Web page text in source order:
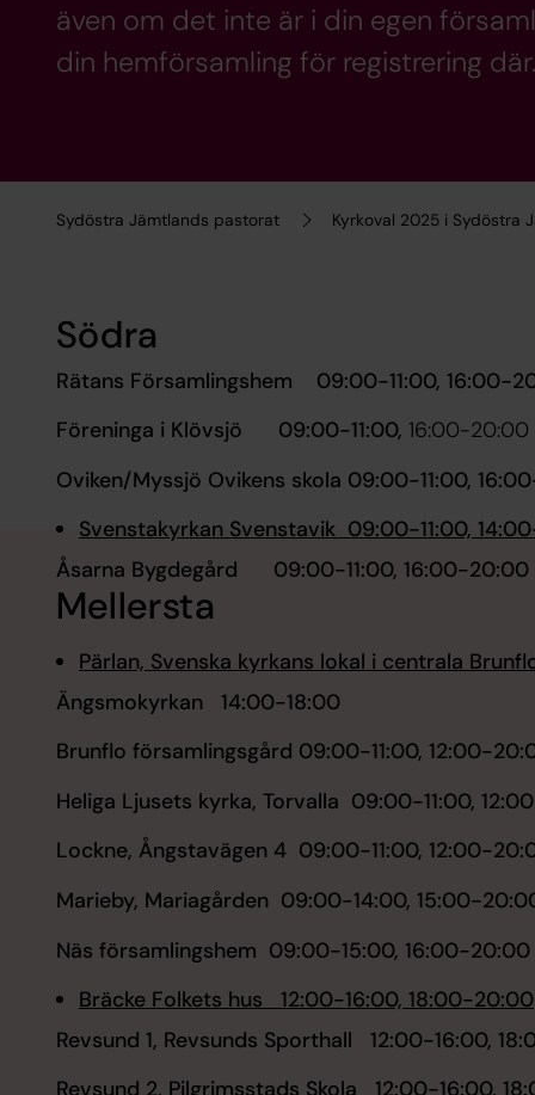
Sydöstra Jämtlands pastorat Kyrkoval 2025 i Sydöstra
även om det inte är i din egen
din hemförsamling för registrering där.
Södra
Rätans Församlingshem 09:00-11:00, 16:00-
Föreninga i Klövsjö 09:00-11:00, 16:00-20:00
Oviken/Myssjö Ovikens skola 09:00-11:00,
Svenstakyrkan Svenstavik 09:00-11:00,
Åsarna Bygdegård 09:00-11:00, 16:00-20:00
Mellersta
Pärlan, Svenska kyrkans lokal i centrala
Ängsmokyrkan 14:00-18:00
Brunflo församlingsgård 09:00-11:00, 12:00-
Heliga Ljusets kyrka, Torvalla 09:00-11:00,
Lockne, Ångstavägen 4 09:00-11:00, 12:00-
Marieby, Mariagården 09:00-14:00, 15:00-
Näs församlingshem 09:00-15:00, 16:00-20:00
Bräcke Folkets hus 12:00-16:00, 18:00-20:00
Revsund 1, Revsunds Sporthall 12:00-16:00,